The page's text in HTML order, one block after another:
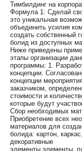
Тимбилдинг на
Формула 1: Сделай
это уникальная
объединить усилия
создать собственный
болид из доступных
Ниже приведены
этапы организации
программы: 1.
концепции.
концепции
заказчиком,
стоимости и
которые будут
Сбор необходимых
Приобретение всех
материалов для
болида: картон, каркас,
декоративные
элементы элементы,